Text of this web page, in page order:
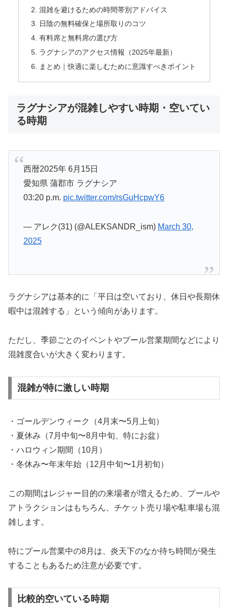
混雑を避けるための時間帯別アドバイス
日陰の無料確保と場所取りのコツ
有料席と無料席の選び方
ラグナシアのアクセス情報（2025年最新）
まとめ｜快適に楽しむために意識すべきポイント
ラグナシアが混雑しやすい時期・空いてい
る時期
西暦2025年 6月15日
愛知県 蒲郡市 ラグナシア
03:20 p.m. pic.twitter.com/rsGuHcpwY6
— アレク(31) (@ALEKSANDR_ism) March 30,
2025
ラグナシアは基本的に「平日は空いており、休日や長期休
暇中は混雑する」という傾向があります。
ただし、季節ごとのイベントやプール営業期間などにより
混雑度合いが大きく変わります。
混雑が特に激しい時期
・ゴールデンウィーク（4月末〜5月上旬）
・夏休み（7月中旬〜8月中旬、特にお盆）
・ハロウィン期間（10月）
・冬休み〜年末年始（12月中旬〜1月初旬）
この期間はレジャー目的の来場者が増えるため、プールや
アトラクションはもちろん、チケット売り場や駐車場も混
雑します。
特にプール営業中の8月は、炎天下のなか待ち時間が発生
することもあるため注意が必要です。
比較的空いている時期